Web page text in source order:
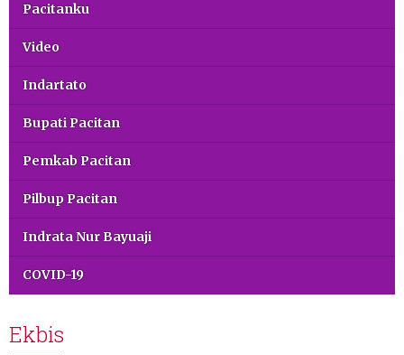
Pacitanku
Video
Indartato
Bupati Pacitan
Pemkab Pacitan
Pilbup Pacitan
Indrata Nur Bayuaji
COVID-19
Ekbis